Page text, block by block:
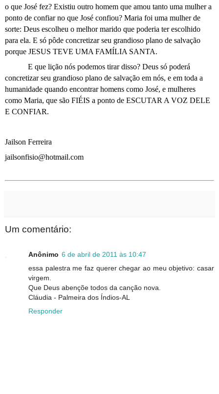
o que José fez? Existiu outro homem que amou tanto uma mulher a
ponto de confiar no que José confiou? Maria foi uma mulher de
sorte: Deus escolheu o melhor marido que poderia ter escolhido
para ela. E só pôde concretizar seu grandioso plano de salvação
porque JESUS TEVE UMA FAMÍLIA SANTA.
E que lição nós podemos tirar disso? Deus só poderá
concretizar seu grandioso plano de salvação em nós, e em toda a
humanidade quando encontrar homens como José, e mulheres
como Maria, que são FIÉIS a ponto de ESCUTAR A VOZ DELE
E CONFIAR.
Jailson Ferreira
jailsonfisio@hotmail.com
Um comentário:
Anônimo 6 de abril de 2011 às 10:47
essa palestra me faz querer chegar ao meu objetivo: casar
virgem.
Que Deus abençõe todos da canção nova.
Cláudia - Palmeira dos Índios-AL
Responder